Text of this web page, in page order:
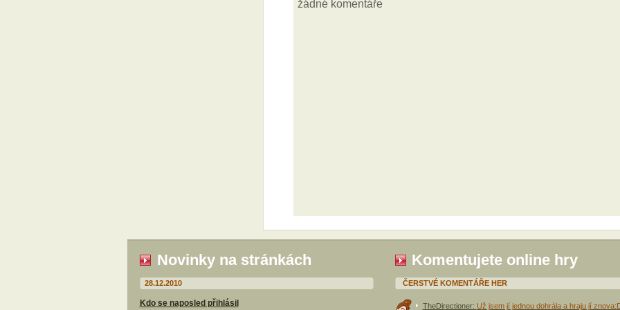
Novinky na stránkách
28.12.2010
Kdo se naposled přihlásil
Komentujete online hry
ČERSTVÉ KOMENTÁŘE HER
TheDirectioner: Už jsem jí jednou dohrála a hraju jí